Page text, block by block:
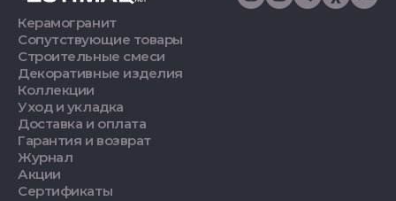
Керамогранит
Сопутствующие товары
Строительные смеси
Декоративные изделия
Коллекции
Уход и укладка
Доставка и оплата
Гарантия и возврат
Журнал
Акции
Сертификаты